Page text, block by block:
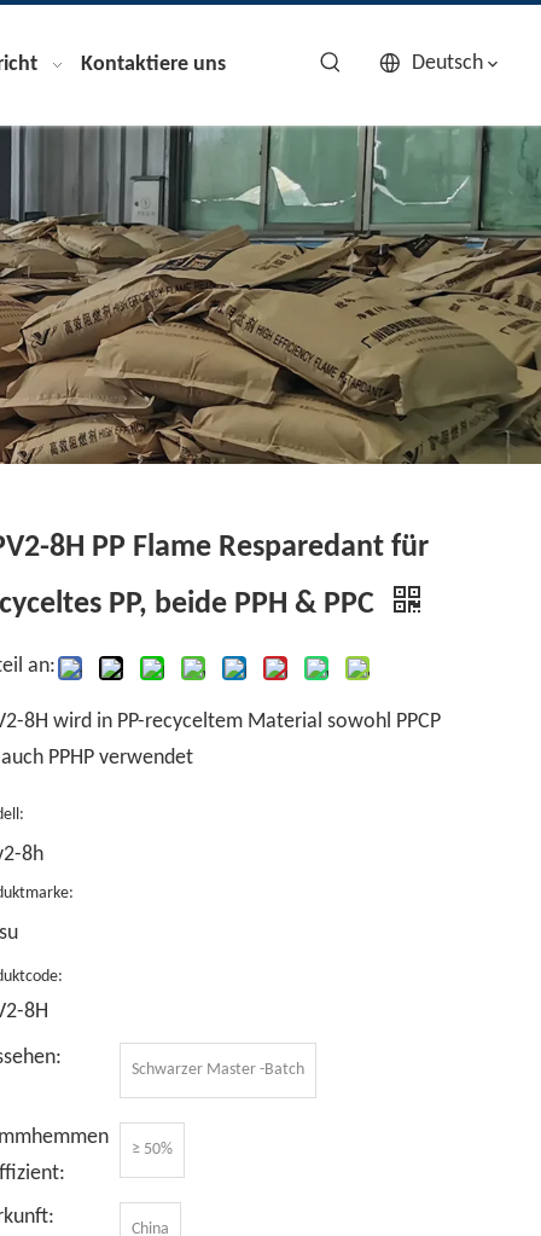
Kontaktiere uns Deutsch
8H PP Flame Resparedant für
PP, beide PPH & PPC
an:
8H wird in PP-recyceltem Material sowohl PPCP
PPHP verwendet
8h
8H
Schwarzer Master -Batch
≥ 50%
China